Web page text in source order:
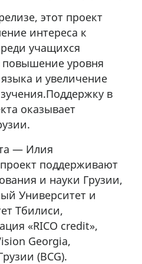
этот проект
интереса к
учащихся
повышение уровня
и увеличение
в
оказывает
— Илия
поддерживают
и науки Грузии,
Университет и
Тбилиси,
«RICO credit»,
Georgia,
(BCG).